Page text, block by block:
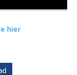
hier